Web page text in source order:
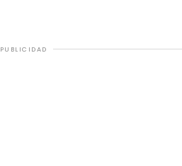
PUBLICIDAD